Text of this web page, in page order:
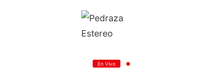
En Vivo